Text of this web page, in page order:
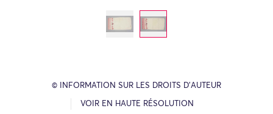
© INFORMATION SUR LES DROITS D’AUTEUR
VOIR EN HAUTE RÉSOLUTION